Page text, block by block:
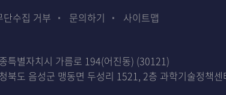
단수집 거부 문의하기 사이트맵
특별자치시 가름로 194(어진동) (30121)
북도 음성군 맹동면 두성리 1521, 2층 과학기술정책센